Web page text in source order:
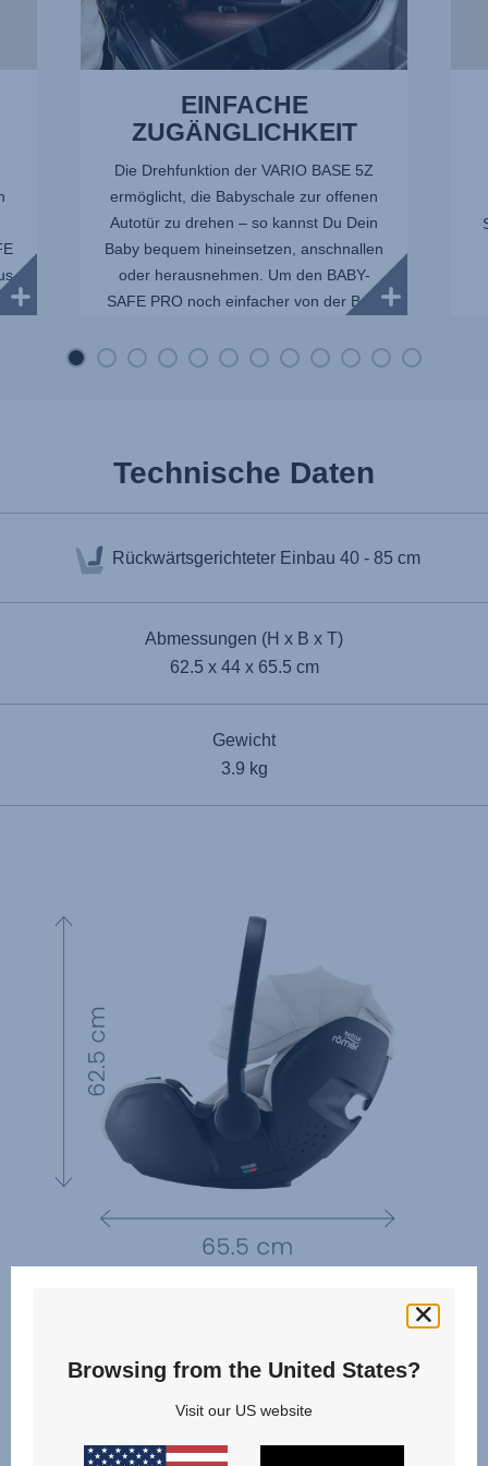
EINFACHE
ZUGÄNGLICHKEIT
Die Drehfunktion der VARIO BASE 5Z
ermöglicht, die Babyschale zur offenen
Autotür zu drehen – so kannst Du Dein
Baby bequem hineinsetzen, anschnallen
oder herausnehmen. Um den BABY-
SAFE PRO noch einfacher von der Ba...
Technische Daten
Rückwärtsgerichteter Einbau 40 - 85 cm
Abmessungen (H x B x T)
62.5 x 44 x 65.5 cm
Gewicht
3.9 kg
Browsing from the United States?
Visit our US website